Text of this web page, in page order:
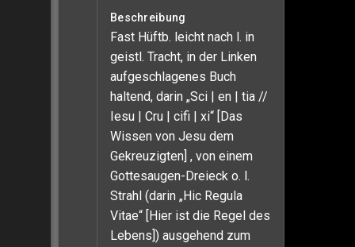
Beschreibung
Fast Hüftb. leicht nach l. in
geistl. Tracht, in der Linken
aufgeschlagenes Buch
haltend, darin „Sci | en | tia //
Iesu | Cru | cifi | xi“ [Das
Wissen von Jesu dem
Gekreuzigten] , von einem
Gottesaugen-Dreieck o. l.
Strahl (darin „Hic Regula
Vitae“ [Hier ist die Regel des
Lebens]) ausgehend zum